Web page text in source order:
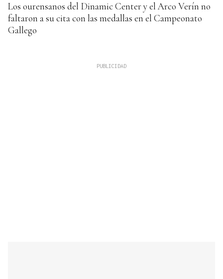
Los ourensanos del Dinamic Center y el Arco Verín no
faltaron a su cita con las medallas en el Campeonato
Gallego